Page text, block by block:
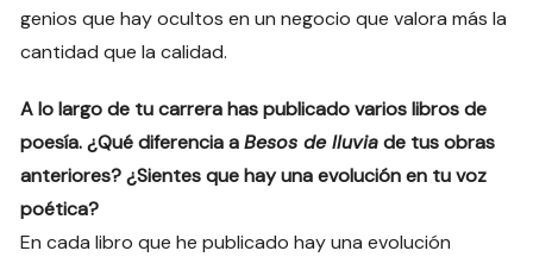
genios que hay ocultos en un negocio que valora más la
cantidad que la calidad.
A lo largo de tu carrera has publicado varios libros de
poesía. ¿Qué diferencia aBesos de lluviade tus obras
anteriores? ¿Sientes que hay una evolución en tu voz
poética?
En cada libro que he publicado hay una evolución